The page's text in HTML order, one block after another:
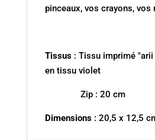
pinceaux, vos crayons, vos
Tissus: Tissu imprimé "arii
en tissu violet
Zip : 20 cm
Dimensions: 20,5 x 12,5